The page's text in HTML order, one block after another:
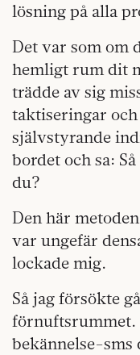
lösning på alla
Det var som om
hemligt rum dit
trädde av sig
taktiseringar
självstyrande
bordet och sa:
du?
Den här
var ungefär
lockade mig.
Så jag försökte
förnuftsrummet.
bekännelse-sms